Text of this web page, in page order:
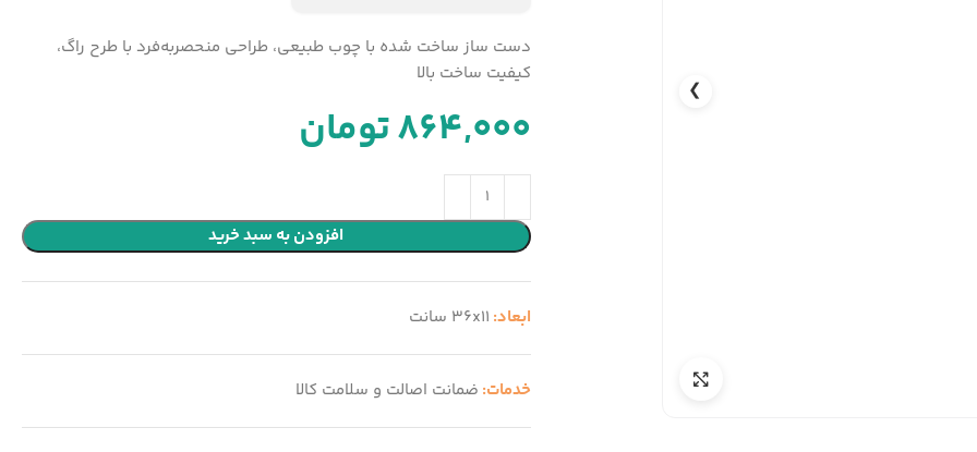
❯
دست ساز ساخت شده با چوب طبیعی، طراحی منحصربه‌فرد با طرح راگ،
کیفیت ساخت بالا
864,000تومان
افزودن به سبد خرید
ابعاد: 36x11 سانت
خدمات: ضمانت اصالت و سلامت کالا